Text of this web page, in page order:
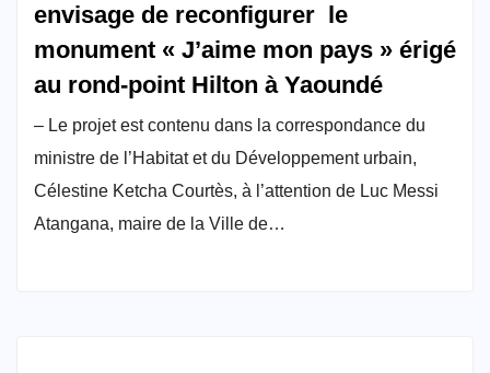
envisage de reconfigurer le
monument « J’aime mon pays » érigé
au rond-point Hilton à Yaoundé
– Le projet est contenu dans la correspondance du
ministre de l’Habitat et du Développement urbain,
Célestine Ketcha Courtès, à l’attention de Luc Messi
Atangana, maire de la Ville de…